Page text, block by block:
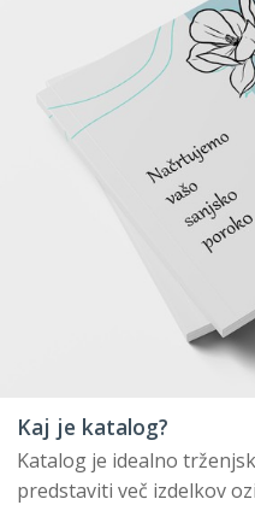
Kaj je katalog?
Katalog je idealno
predstaviti več izdelkov